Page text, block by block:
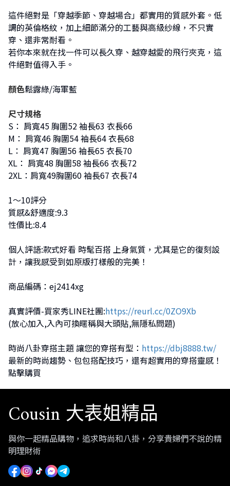
這件絕對是「穿越季節、穿越場合」都實用的質感外套。低
調的英倫格紋，加上細節滿分的工藝與高級纱線，不只實
穿、還非常耐看。
若你本來就在找一件可以長久穿、越穿越愛的飛行夾克，這
件絕對值得入手。
顏色鬆露綠/海軍藍
尺寸規格
S： 肩寬45 胸圍52 袖長63 衣長66
M： 肩寬46 胸圍54 袖長64 衣長68
L： 肩寬47 胸圍56 袖長65 衣長70
XL： 肩寬48 胸圍58 袖長66 衣長72
2XL：肩寬49胸圍60 袖長67 衣長74
1～10評分
質感&舒適度:9.3
性價比:8.4
個人評語:款式好看 時髦百搭 上身氣質，尤其是它的復刻設
計，讓我感受到如原版打樣般的完美！
商品編碼：ej2414xg
真實評價-買家秀LINE社團:https://reurl.cc/0ZO9Xb
(放心加入,入內可換暱稱與大頭貼,無隱私問題)
時尚八卦穿搭主題 讓您的穿搭有型： https://dbj8888.tw/
最新的時尚趨勢、包包搭配技巧，還有超實用的穿搭靈感！
點擊購買
Cousin 大表姐精品
與你一起精品購物，追求時尚和八掛，分享貴婦們不說的精
明理財術